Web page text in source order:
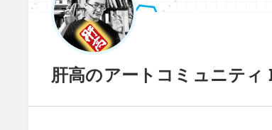
肝高のアートコミュニティ